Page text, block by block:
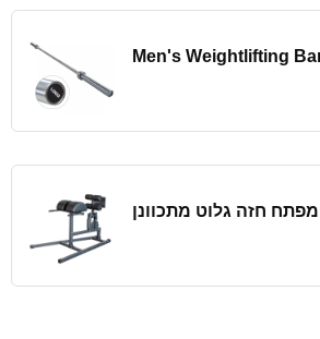
Men's Weightlifting
מפתח חזה גלוט מתכוונן